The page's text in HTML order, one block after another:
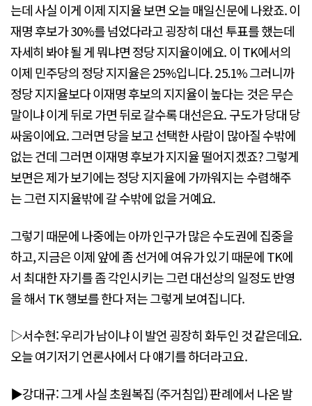
는데 사실 이게 이제 지지율 보면 오늘 매일신문에 나왔죠. 이
재명 후보가 30%를 넘었다라고 굉장히 대선 투표를 했는데
자세히 봐야 될 게 뭐냐면 정당 지지율이에요. 이 TK에서의
이제 민주당의 정당 지지율은 25%입니다. 25.1% 그러니까
정당 지지율보다 이재명 후보의 지지율이 높다는 것은 무슨
말이냐 이게 뒤로 가면 뒤로 갈수록 대선은요. 구도가 당대 당
싸움이에요. 그러면 당을 보고 선택한 사람이 많아질 수밖에
없는 건데 그러면 이재명 후보가 지지율 떨어지겠죠? 그렇게
보면은 제가 보기에는 정당 지지율에 가까워지는 수렴해주
는 그런 지지율밖에 갈 수밖에 없을 거예요.
그렇기 때문에 나중에는 아까 인구가 많은 수도권에 집중을
하고, 지금은 이제 앞에 좀 선거에 여유가 있기 때문에 TK에
서 최대한 자기를 좀 각인시키는 그런 대선상의 일정도 반영
을 해서 TK 행보를 한다 저는 그렇게 보여집니다.
▷서수현: 우리가 남이냐 이 발언 굉장히 화두인 것 같은데요.
오늘 여기저기 언론사에서 다 얘기를 하더라고요.
▶강대규: 그게 사실 초원복집 (주거침입) 판례에서 나온 발